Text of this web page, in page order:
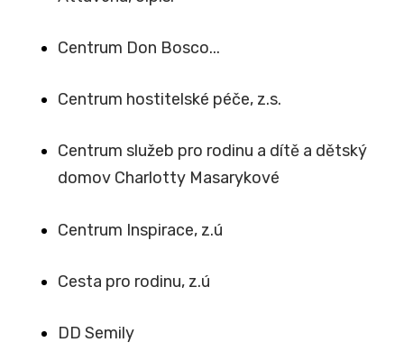
Centrum Don Bosco...
Centrum hostitelské péče, z.s.
Centrum služeb pro rodinu a dítě a dětský
domov Charlotty Masarykové
Centrum Inspirace, z.ú
Cesta pro rodinu, z.ú
DD Semily